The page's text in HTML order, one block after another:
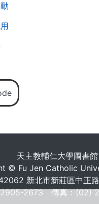
天主教輔仁大學圖書館
© Fu Jen Catholic
新北市新莊區中正
2905-2673 傳真：(02)